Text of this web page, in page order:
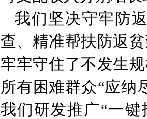
我们坚决守牢防
查、精准帮扶防返
牢牢守住了不发生
所有困难群众“应纳
我们研发推广“一